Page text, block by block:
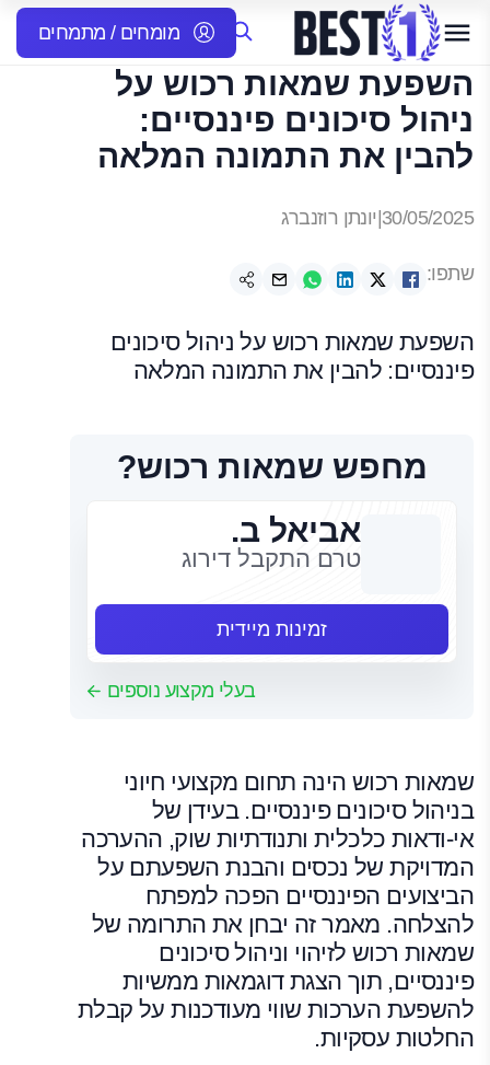
מומחים / מתמחים
השפעת שמאות רכוש על
ניהול סיכונים פיננסיים:
להבין את התמונה המלאה
30/05/2025 יונתן רוזנברג
שתפו:
השפעת שמאות רכוש על ניהול סיכונים
פיננסיים: להבין את התמונה המלאה
מחפש שמאות רכוש?
אביאל ב.
טרם התקבל דירוג
זמינות מיידית
בעלי מקצוע נוספים
שמאות רכוש הינה תחום מקצועי חיוני
בניהול סיכונים פיננסיים. בעידן של
אי-ודאות כלכלית ותנודתיות שוק, ההערכה
המדויקת של נכסים והבנת השפעתם על
הביצועים הפיננסיים הפכה למפתח
להצלחה. מאמר זה יבחן את התרומה של
שמאות רכוש לזיהוי וניהול סיכונים
פיננסיים, תוך הצגת דוגמאות ממשיות
להשפעת הערכות שווי מעודכנות על קבלת
החלטות עסקיות.